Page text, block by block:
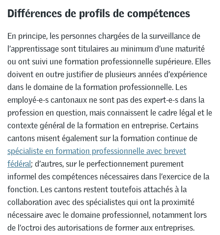
Différences de profils de compétences
En principe, les personnes chargées de la surveillance de
l’apprentissage sont titulaires au minimum d’une maturité
ou ont suivi une formation professionnelle supérieure. Elles
doivent en outre justifier de plusieurs années d’expérience
dans le domaine de la formation professionnelle. Les
employé-e-s cantonaux ne sont pas des expert-e-s dans la
profession en question, mais connaissent le cadre légal et le
contexte général de la formation en entreprise. Certains
cantons misent également sur la formation continue de
spécialiste en formation professionnelle avec brevet
fédéral; d’autres, sur le perfectionnement purement
informel des compétences nécessaires dans l’exercice de la
fonction. Les cantons restent toutefois attachés à la
collaboration avec des spécialistes qui ont la proximité
nécessaire avec le domaine professionnel, notamment lors
de l’octroi des autorisations de former aux entreprises.